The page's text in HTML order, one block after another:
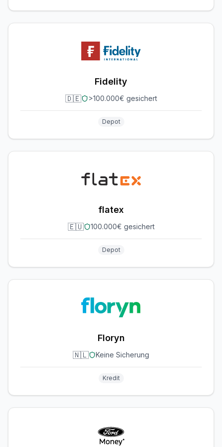
Fidelity
🇩🇪 >100.000€ gesichert
Depot
flatex
🇪🇺 100.000€ gesichert
Depot
Floryn
🇳🇱 Keine Sicherung
Kredit